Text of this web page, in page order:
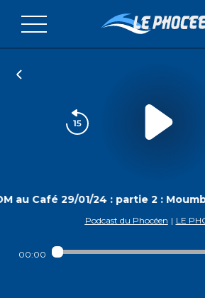
au Café 29/01/24 : partie 2 :
Podcast du Phocéen | LE
00:00